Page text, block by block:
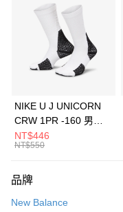
3 期 0 利率 每期
合作金庫商業銀行
華南商業銀行
上海商業儲蓄銀行
元大商業銀行
台灣樂天信用卡公司
Apple Pay
全盈+PAY
AFTEE先享後付
【關於「AFTEE先享後付」】
便利好安心！
運送方式
NIKE U J UNICORN
CRW 1PR -160 男女
中統襪 FZ3393100
NT$446
NT$550
品牌
New Balance